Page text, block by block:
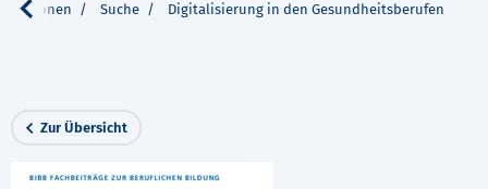
Suche Digitalisierung in den Gesundheitsberufen
Zur Übersicht